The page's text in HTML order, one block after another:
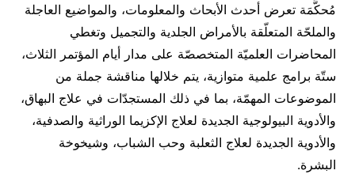
مُحكَّمَة تعرض أحدث الأبحاث والمعلومات، والمواضيع العاجلة
والملحّة المتعلّقة بالأمراض الجلدية والتجميل وتغطي
المحاضرات العلميّة المتخصصّة على مدار أيام المؤتمر الثلاث،
ستّة برامج علمية متوازية، يتم خلالها مناقشة جملة من
الموضوعات المهمّة، بما في ذلك المستجدّات في علاج البهاق،
والأدوية البيولوجية الجديدة لعلاج الإكزيما الوراثية والصدفية،
والأدوية الجديدة لعلاج الثعلبة وحب الشباب، وشيخوخة
البشرة.